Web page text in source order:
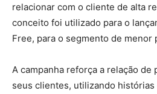
relacionar com o cliente de alta
conceito foi utilizado para o
Free, para o segmento de menor
A campanha reforça a relação de
seus clientes, utilizando histórias